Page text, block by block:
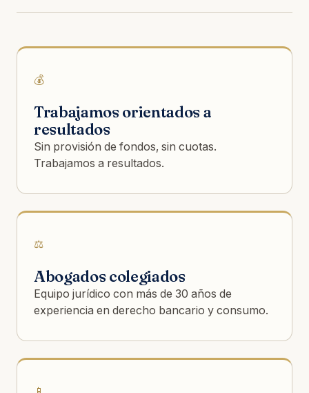
💰
Trabajamos orientados a
resultados
Sin provisión de fondos, sin cuotas.
Trabajamos a resultados.
⚖️
Abogados colegiados
Equipo jurídico con más de 30 años de
experiencia en derecho bancario y consumo.